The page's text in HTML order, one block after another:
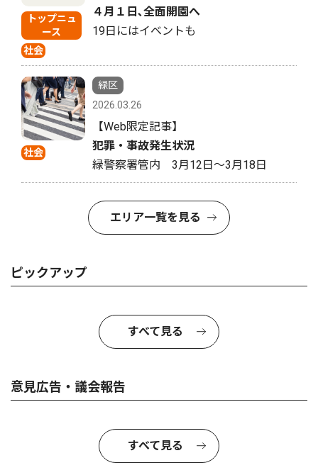
トップニュ
ース
社会
４月１日､全面開園へ
19日にはイベントも
社会
緑区
2026.03.26
【Web限定記事】
犯罪・事故発生状況
緑警察署管内 3月12日〜3月18日
エリア一覧を見る
ピックアップ
すべて見る
意見広告・議会報告
すべて見る